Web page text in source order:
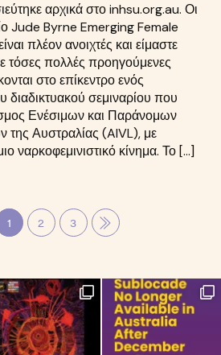
αρχικά στο inhsu.org.au. Οι
Jude Byrne Emerging Female
πλέον ανοιχτές και είμαστε
τόσες πολλές προηγούμενες
στο επίκεντρο ενός
σεμιναρίου που
Ενέσιμων και Παράνομων
Αυστραλίας (AIVL), με
ναρκοφεμινιστικό κίνημα. Το […]
1 2 3